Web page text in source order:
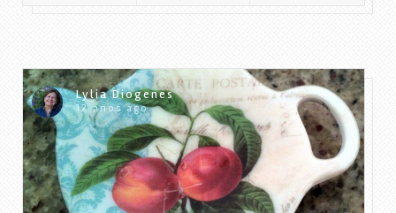
Lylia Diogenes
12 anos ago